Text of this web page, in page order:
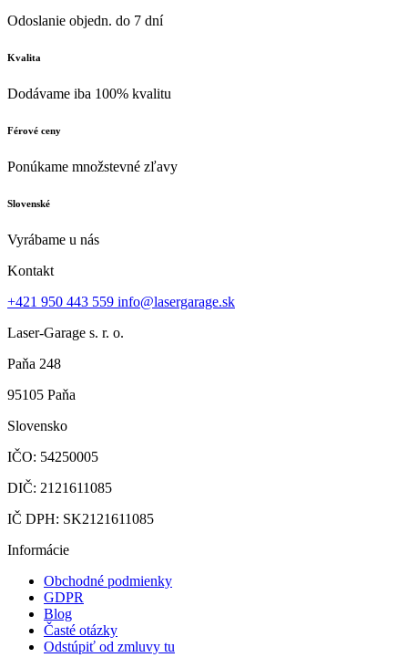
Odoslanie objedn. do 7 dní
Kvalita
Dodávame iba 100% kvalitu
Férové ceny
Ponúkame množstevné zľavy
Slovenské
Vyrábame u nás
Kontakt
+421 950 443 559 info@lasergarage.sk
Laser-Garage s. r. o.
Paňa 248
95105 Paňa
Slovensko
IČO: 54250005
DIČ: 2121611085
IČ DPH: SK2121611085
Informácie
Obchodné podmienky
GDPR
Blog
Časté otázky
Odstúpiť od zmluvy tu